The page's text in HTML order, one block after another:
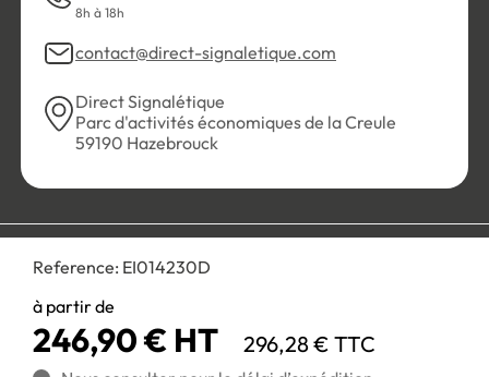
Reference: EI014230D
à partir de
246,90 € HT 296,28 € TTC
8h à 18h
contact@direct-signaletique.com
Direct Signalétique
Parc d'activités économiques de la Creule
59190 Hazebrouck
Personnaliser les cookies
Paiement 100% sécurisé :